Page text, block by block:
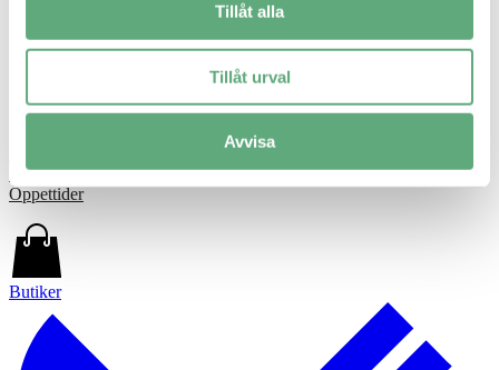
Tillåt alla
Tillåt urval
Avvisa
Mat & Fika
Öppettider
Butiker